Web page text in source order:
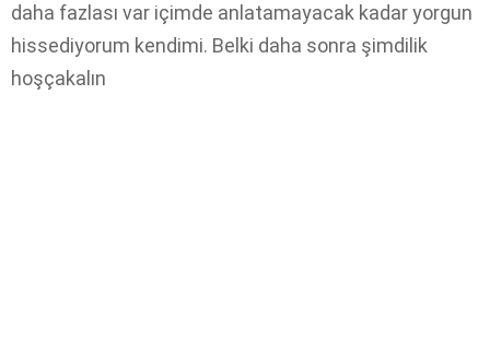
daha fazlası var içimde anlatamayacak kadar yorgun
hissediyorum kendimi. Belki daha sonra şimdilik
hoşçakalın